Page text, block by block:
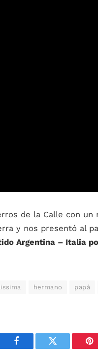
de la Calle con
y nos presentó al
Argentina – Italia
hermano papá
Facebook Twitter